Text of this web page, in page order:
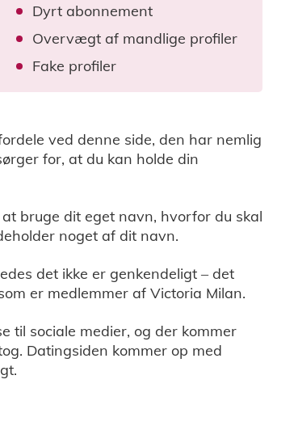
Dyrt abonnement
Overvægt af mandlige profiler
Fake profiler
ved denne side, den har nemlig
for, at du kan holde din
bruge dit eget navn, hvorfor du skal
noget af dit navn.
det ikke er genkendeligt – det
er medlemmer af Victoria Milan.
til sociale medier, og der kommer
Datingsiden kommer op med